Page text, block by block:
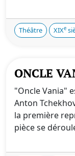
Théâtre XIXe
ONCLE
"Oncle Vania"
Anton
la première
pièce se